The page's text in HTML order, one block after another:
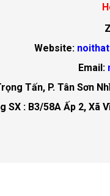
Website:
Email:
Tấn, P. Tân Sơn
SX : B3/58A Ấp 2, Xã